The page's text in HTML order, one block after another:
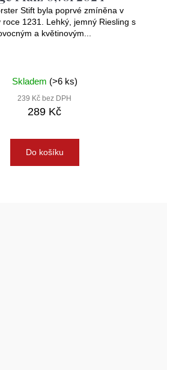
Stift byla poprvé zmíněna v
roce 1231. Lehký, jemný Riesling s
a květinovým...
Skladem (>6 ks)
239 Kč bez DPH
289 Kč
Do košíku